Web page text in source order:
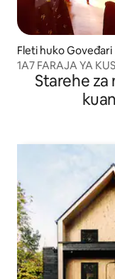
Fleti huko Goveđari
1A7 FARAJA YA
Starehe za